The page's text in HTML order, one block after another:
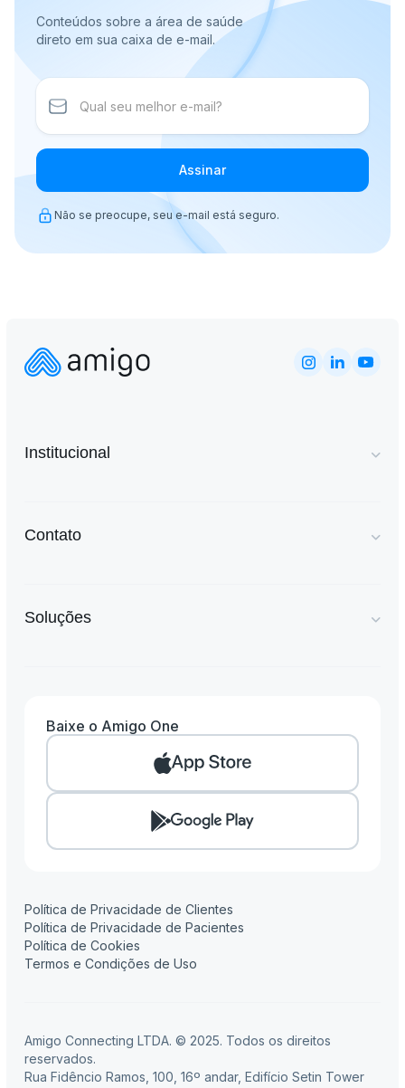
Conteúdos sobre a área de saúde
direto em sua caixa de e-mail.
Assinar
Não se preocupe, seu e-mail está seguro.
Institucional
Contato
Soluções
Amigo Clinic
Amigo Contábil
Baixe o Amigo One
Política de Privacidade de Clientes
Política de Privacidade de Pacientes
Política de Cookies
Termos e Condições de Uso
Amigo Connecting LTDA. © 2025. Todos os direitos
reservados.
Rua Fidêncio Ramos, 100, 16º andar, Edifício Setin Tower